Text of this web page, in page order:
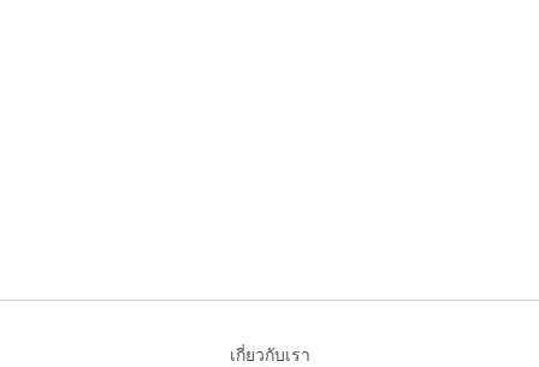
เกี่ยวกับเรา